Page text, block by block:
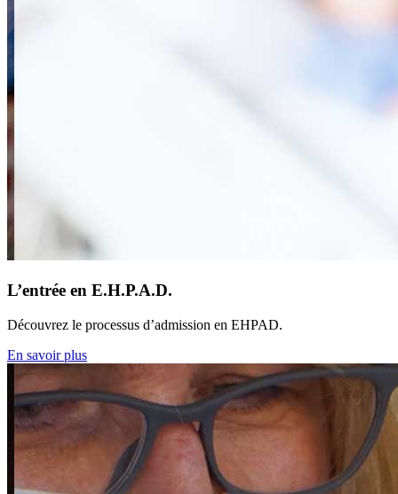
L’entrée en E.H.P.A.D.
Découvrez le processus d’admission en EHPAD.
En savoir plus